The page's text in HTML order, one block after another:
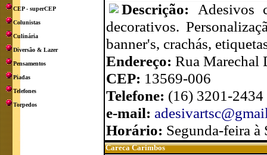
CEP - superCEP
Colunistas
Culinária
Diversão & Lazer
Pensamentos
Piadas
Telefones
Torpedos
Descrição: Adesivos
decorativos.
banner's, crachás,
Endereço: Rua Marechal
CEP: 13569-006
Telefone: (16) 3201-
e-mail:
Horário: Segunda-feira à
Careca Carimbos